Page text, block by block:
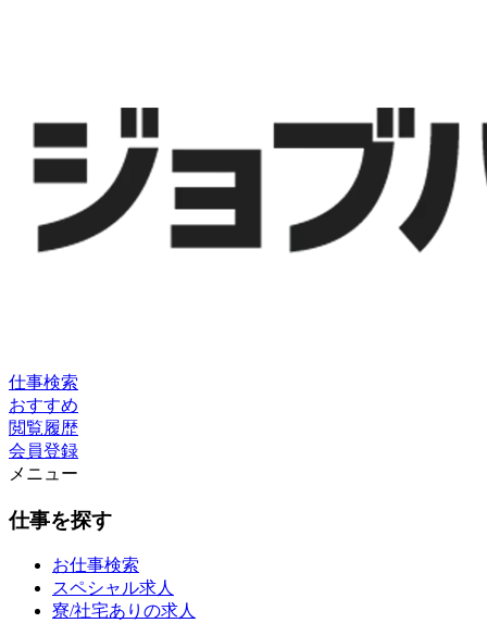
仕事検索
おすすめ
閲覧履歴
会員登録
メニュー
仕事を探す
お仕事検索
スペシャル求人
寮/社宅ありの求人